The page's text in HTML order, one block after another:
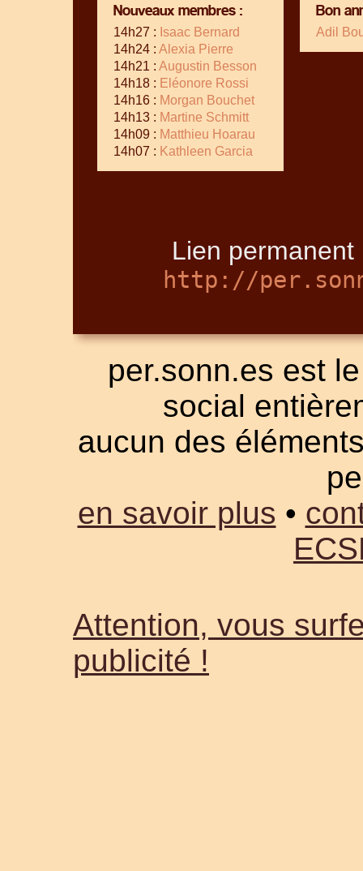
Nouveaux membres :
14h27 : Isaac Bernard
14h24 : Alexia Pierre
14h21 : Augustin Besson
14h18 : Eléonore Rossi
14h16 : Morgan Bouchet
14h13 : Martine Schmitt
14h09 : Matthieu Hoarau
14h07 : Kathleen Garcia
Bon
Adil
Lien
http://
per.sonn.es est
social
aucun des
en savoir plus •
Attention, vous
publicité !